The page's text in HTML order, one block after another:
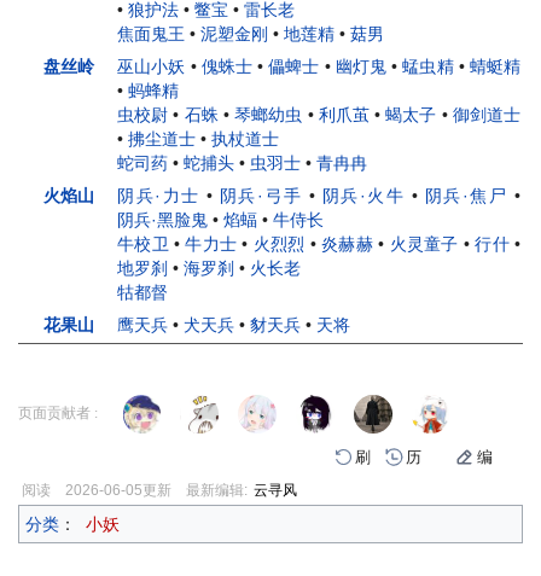
• 狼护法 • 鳖宝 • 雷长老
焦面鬼王 • 泥塑金刚 • 地莲精 • 菇男
盘丝岭
巫山小妖 • 傀蛛士•儡蜱士 • 幽灯鬼 •蜢虫精• 蜻蜓精
• 蚂蜂精
虫校尉 • 石蛛 • 琴螂幼虫 • 利爪茧•蝎太子 • 御剑道士
• 拂尘道士 • 执杖道士
蛇司药 • 蛇捕头 • 虫羽士 • 青冉冉
火焰山
阴兵·力士 • 阴兵·弓手 • 阴兵·火牛 • 阴兵·焦尸 •
阴兵·黑脸鬼 • 焰蝠 • 牛侍长
牛校卫 •牛力士 • 火烈烈 •炎赫赫 • 火灵童子 •行什•
地罗刹 • 海罗刹 • 火长老
牯都督
花果山
鹰天兵 • 犬天兵 • 豺天兵 • 天将
页面贡献者 :
刷 历 编
阅读 2026-06-05更新 最新编辑: 云寻风
分类 ： 小妖